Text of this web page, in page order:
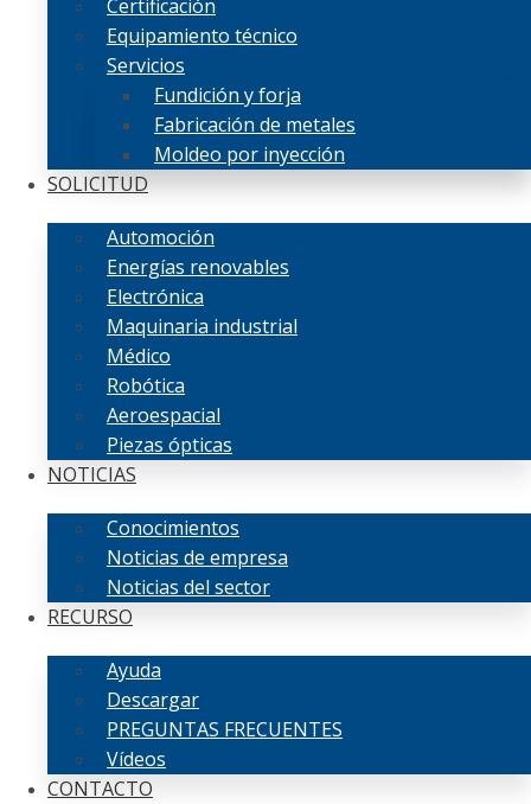
Certificación
Equipamiento técnico
Servicios
Fundición y forja
Fabricación de metales
Moldeo por inyección
SOLICITUD
Automoción
Energías renovables
Electrónica
Maquinaria industrial
Médico
Robótica
Aeroespacial
Piezas ópticas
NOTICIAS
Conocimientos
Noticias de empresa
Noticias del sector
RECURSO
Ayuda
Descargar
PREGUNTAS FRECUENTES
Vídeos
CONTACTO